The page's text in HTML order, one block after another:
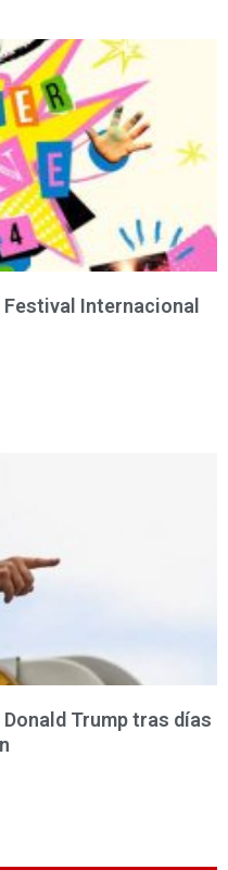
Festival Internacional
Trump tras días